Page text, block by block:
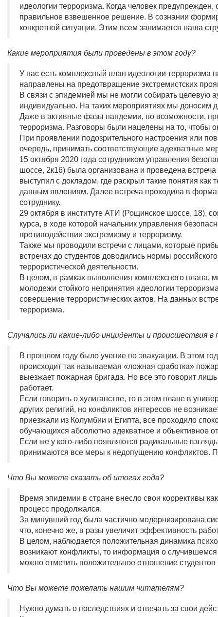
идеологии терроризма. Когда человек
правильное взвешенное решение. В сознании
конкретной ситуации. Этим всем занимается наша
Какие мероприятия были проведены в этом году?
У нас есть комплексный план идеологии терроризма
направлены на предотвращение экстремистских
В связи с эпидемией мы не могли собирать целевую
индивидуально. На таких мероприятиях мы доносим
Даже в активные фазы пандемии, по возможности,
терроризма. Разговоры были нацелены на то, чтобы
При проявлении подозрительного настроения или
очередь, принимать соответствующие адекватные
15 октября 2020 года сотрудником управления
шоссе, 2к16) была организована и проведена
выступил с докладом, где раскрыл такие понятия
данным явлениям. Далее встреча проходила в
сотруднику.
29 октября в институте АТИ (Рощинское шоссе, 18),
курса, в ходе которой начальник управления
противодействии экстремизму и терроризму.
Также мы проводили встречи с лицами, которые
встречах до студентов доводились нормы
террористической деятельности.
В целом, в рамках выполнения комплексного плана,
молодежи стойкого непринятия идеологии
совершение террористических актов. На данных
терроризма.
Случались ли какие-либо инциденты и происшествия в
В прошлом году было учение по эвакуации. В этом
происходит так называемая «ложная сработка»
выезжает пожарная бригада. Но все это говорит
работает.
Если говорить о хулиганстве, то в этом плане в
других религий, но конфликтов интересов не
приезжали из Колумбии и Египта, все проходило
обучающихся абсолютно адекватное и объективное
Если же у кого-либо появляются радикальные
принимаются все меры к недопущению конфликтов.
Что Вы можете сказать об итогах года?
Время эпидемии в стране внесло свои коррективы
процесс продолжался.
За минувший год была частично модернизирована
что, конечно же, в разы увеличит эффективность
В целом, наблюдается положительная динамика
возникают конфликты, то информация о
можно отметить положительное отношение
Что Вы можете пожелать нашим читателям?
Нужно думать о последствиях и отвечать за свои